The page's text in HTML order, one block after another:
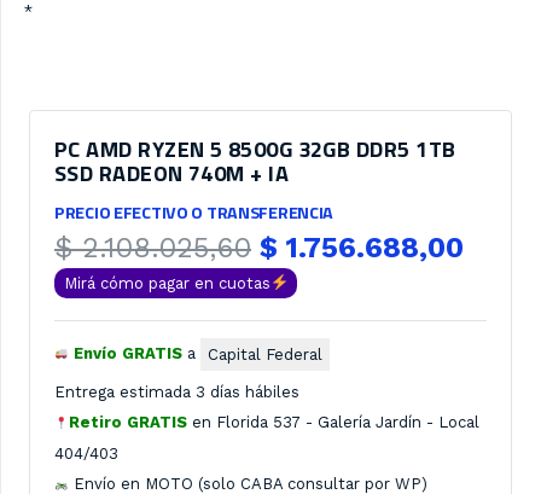
*
PC AMD RYZEN 5 8500G 32GB DDR5 1TB
SSD RADEON 740M + IA
PRECIO EFECTIVO O TRANSFERENCIA
$2.108.025,60 El
precio
original
$ 2.108.025,60.
$ 1.756.688,00
Mirá cómo pagar en cuotas
Envío GRATIS a Capital Federal
Entrega estimada 3 días hábiles
Retiro GRATIS en Florida 537 - Galería Jardín - Local
404/403
Envío en MOTO (solo CABA consultar por WP)